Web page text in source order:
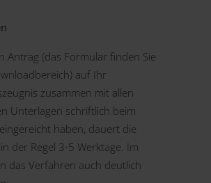
Antrag (das Formular finden Sie
auf Ihr
zusammen mit allen
Unterlagen schriftlich beim
haben, dauert die
der Regel 3-5 Werktage. Im
das Verfahren auch deutlich